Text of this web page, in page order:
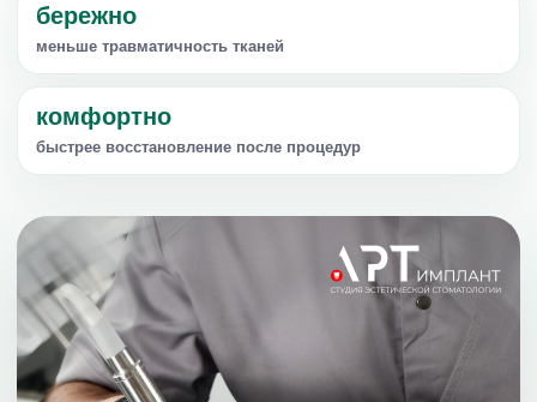
бережно
меньше травматичность тканей
комфортно
быстрее восстановление после процедур